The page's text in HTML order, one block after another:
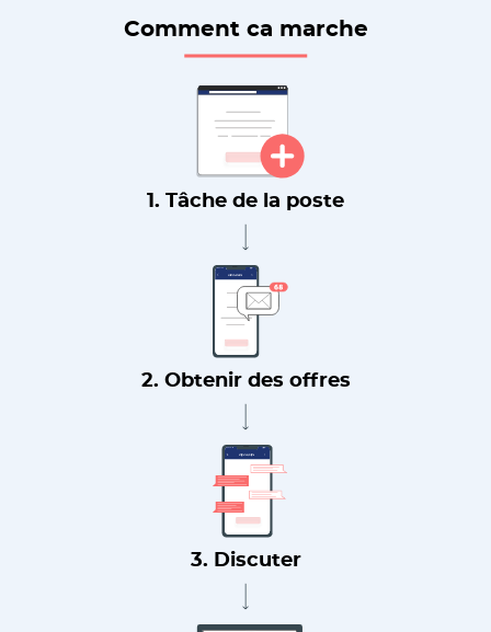
Comment ca marche
1. Tâche de la poste
2. Obtenir des offres
3. Discuter